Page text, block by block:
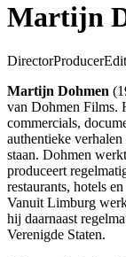
Martijn
DirectorProducer
Martijn Dohmen
van Dohmen Films.
commercials,
authentieke
staan. Dohmen
produceert
restaurants, hotels
Vanuit Limburg
hij daarnaast
Verenigde Staten.